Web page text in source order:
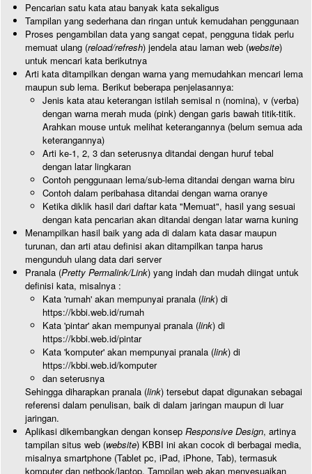
Pencarian satu kata atau banyak kata sekaligus
Tampilan yang sederhana dan ringan untuk kemudahan penggunaan
Proses pengambilan data yang sangat cepat, pengguna tidak perlu
memuat ulang (reload/refresh) jendela atau laman web (website)
untuk mencari kata berikutnya
Arti kata ditampilkan dengan warna yang memudahkan mencari lema
maupun sub lema. Berikut beberapa penjelasannya:
Jenis kata atau keterangan istilah semisal n (nomina), v (verba)
dengan warna merah muda (pink) dengan garis bawah titik-titik.
Arahkan mouse untuk melihat keterangannya (belum semua ada
keterangannya)
Arti ke-1, 2, 3 dan seterusnya ditandai dengan huruf tebal
dengan latar lingkaran
Contoh penggunaan lema/sub-lema ditandai dengan warna biru
Contoh dalam peribahasa ditandai dengan warna oranye
Ketika diklik hasil dari daftar kata "Memuat", hasil yang sesuai
dengan kata pencarian akan ditandai dengan latar warna kuning
Menampilkan hasil baik yang ada di dalam kata dasar maupun
turunan, dan arti atau definisi akan ditampilkan tanpa harus
mengunduh ulang data dari server
Pranala (Pretty Permalink/Link) yang indah dan mudah diingat untuk
definisi kata, misalnya :
Kata 'rumah' akan mempunyai pranala (link) di
https://kbbi.web.id/rumah
Kata 'pintar' akan mempunyai pranala (link) di
https://kbbi.web.id/pintar
Kata 'komputer' akan mempunyai pranala (link) di
https://kbbi.web.id/komputer
dan seterusnya
Sehingga diharapkan pranala (link) tersebut dapat digunakan sebagai
referensi dalam penulisan, baik di dalam jaringan maupun di luar
jaringan.
Aplikasi dikembangkan dengan konsep Responsive Design, artinya
tampilan situs web (website) KBBI ini akan cocok di berbagai media,
misalnya smartphone (Tablet pc, iPad, iPhone, Tab), termasuk
komputer dan netbook/laptop. Tampilan web akan menyesuaikan